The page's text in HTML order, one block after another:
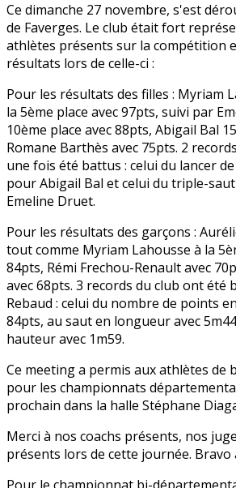
Ce dimanche 27 novembre, s'est
de Faverges. Le club était fort
athlètes présents sur la compétition
résultats lors de celle-ci :
Pour les résultats des filles : Myriam
la 5ème place avec 97pts, suivi par
10ème place avec 88pts, Abigail Bal
Romane Barthès avec 75pts. 2
une fois été battus : celui du lancer
pour Abigail Bal et celui du triple-
Emeline Druet.
Pour les résultats des garçons :
tout comme Myriam Lahousse à la
84pts, Rémi Frechou-Renault avec
avec 68pts. 3 records du club ont été
Rebaud : celui du nombre de points
84pts, au saut en longueur avec
hauteur avec 1m59.
Ce meeting a permis aux athlètes de
pour les championnats
prochain dans la halle Stéphane
Merci à nos coachs présents, nos
présents lors de cette journée. Bravo